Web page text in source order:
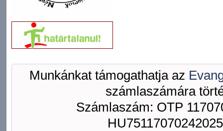
Munkánkat támogathatja az
számlaszámára
Számlaszám: OTP